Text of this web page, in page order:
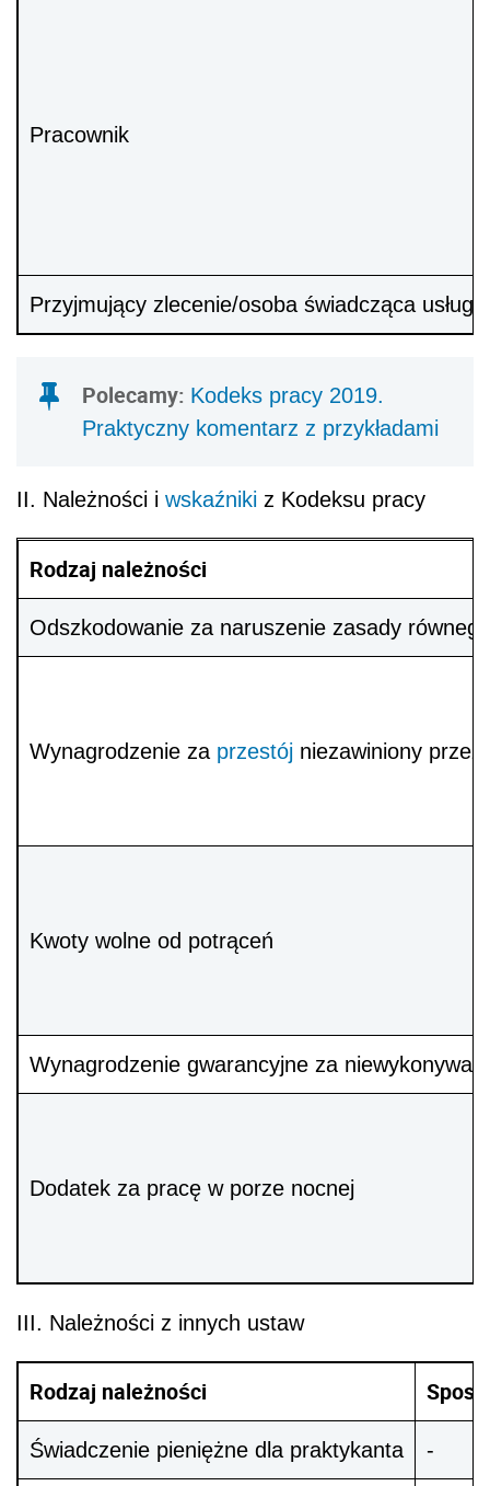
Pracownik
Przyjmujący zlecenie/osoba świadcząca usługi
Polecamy: Kodeks pracy 2019.
Praktyczny komentarz z przykładami
II. Należności i wskaźniki z Kodeksu pracy
Rodzaj należności
Odszkodowanie za naruszenie zasady
Wynagrodzenie za przestój niezawiniony przez
Kwoty wolne od potrąceń
Wynagrodzenie gwarancyjne za
Dodatek za pracę w porze nocnej
III. Należności z innych ustaw
Rodzaj należności
Świadczenie pieniężne dla praktykanta -